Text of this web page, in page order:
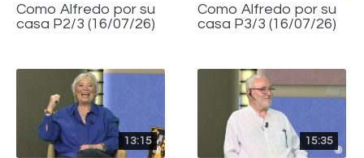
Como Alfredo por su
casa P2/3 (16/07/26)
Como Alfredo por su
casa P3/3 (16/07/26)
13:15 15:35